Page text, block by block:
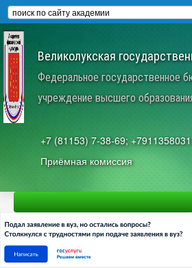
Великолукская
Федеральное государственное
учреждение высшего
+7 (81153) 7-38-69;
Приёмная комиссия